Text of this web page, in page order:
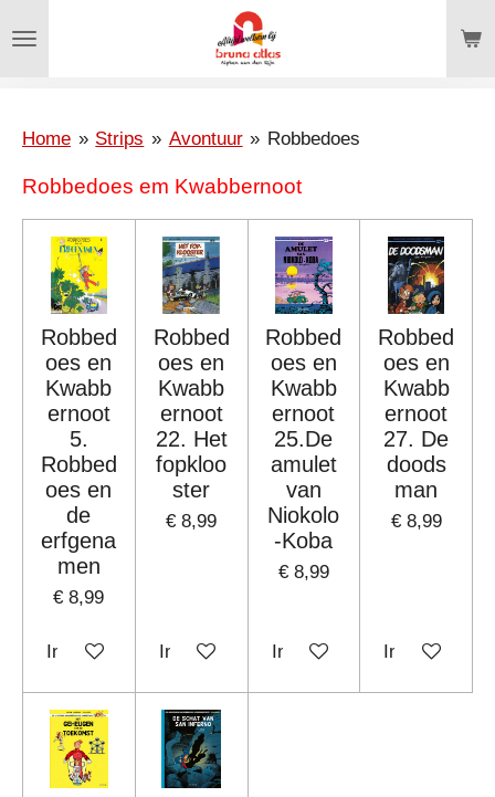
direct
hoofdinhoud
Home » Strips » Avontuur » Robbedoes
Robbedoes em Kwabbernoot
Robbed
oes en
Kwabb
ernoot
5.
Robbed
oes en
de
erfgena
men
€ 8,99
In winkelwagen
Robbed
oes en
Kwabb
ernoot
22. Het
fopkloo
ster
€ 8,99
In winkelwagen
Robbed
oes en
Kwabb
ernoot
25.De
amulet
van
Niokolo
-Koba
€ 8,99
In winkelwagen
Robbed
oes en
Kwabb
ernoot
27. De
doods
man
€ 8,99
In